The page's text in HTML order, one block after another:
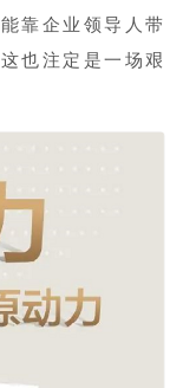
靠企业领导人带
也注定是一场艰